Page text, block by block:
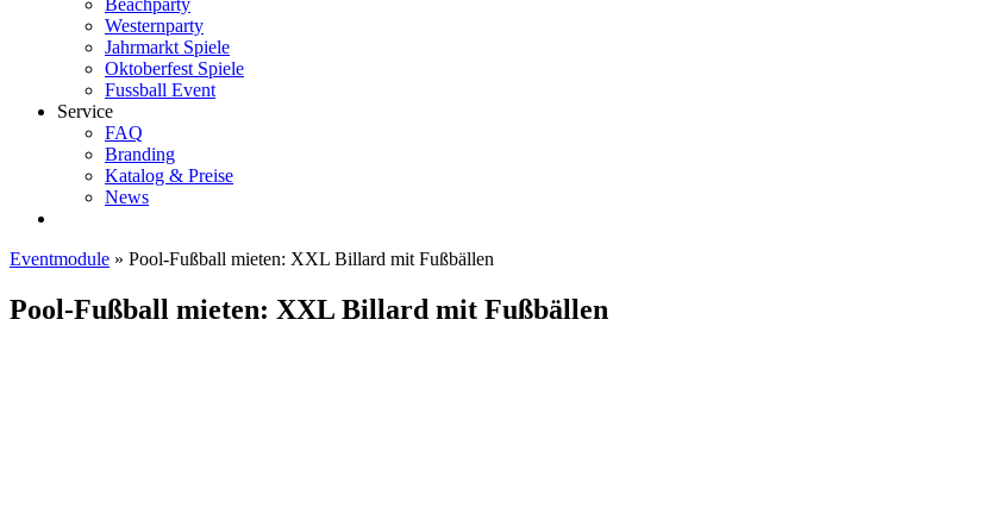
Beachparty
Westernparty
Jahrmarkt Spiele
Oktoberfest Spiele
Fussball Event
Service
FAQ
Branding
Katalog & Preise
News
Eventmodule » Pool-Fußball mieten: XXL Billard mit Fußbällen
Pool-Fußball mieten: XXL Billard mit Fußbällen